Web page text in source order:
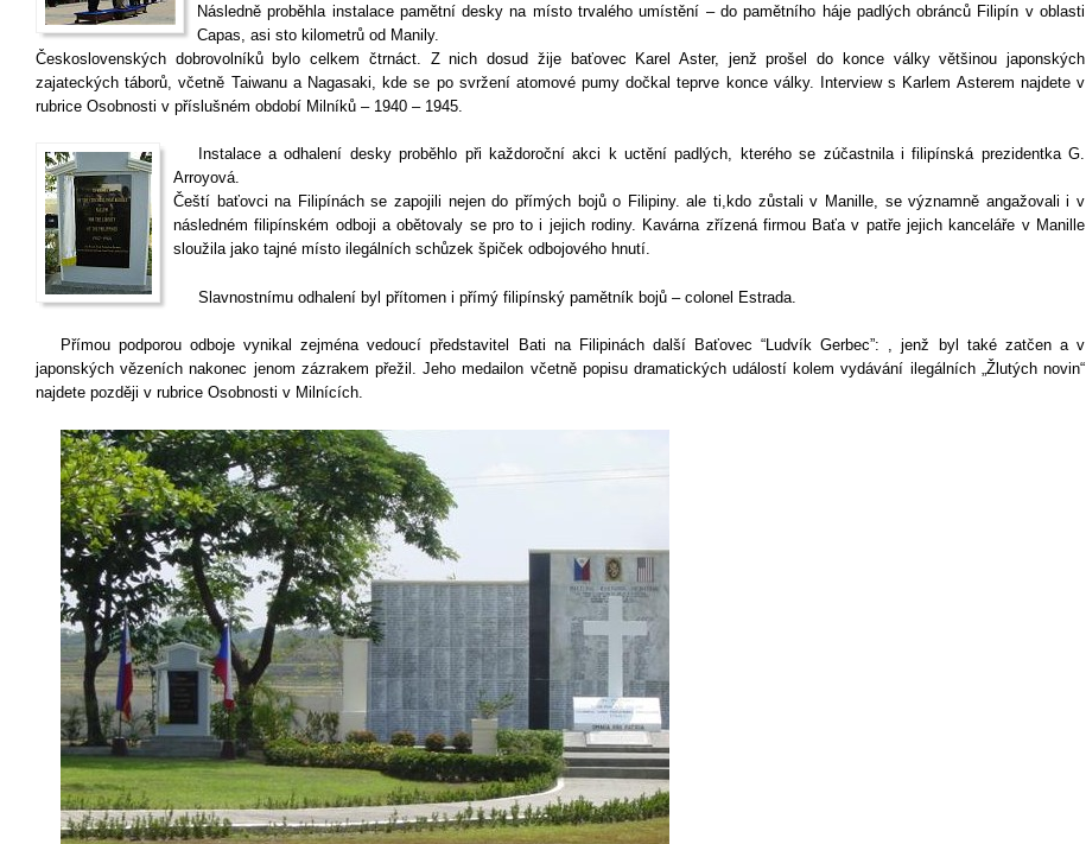
Následně proběhla instalace pamětní desky na místo trvalého umístění – do pamětního háje padlých obránců Filipín v oblasti
Capas, asi sto kilometrů od Manily.
Československých dobrovolníků bylo celkem čtrnáct. Z nich dosud žije baťovec Karel Aster, jenž prošel do konce války většinou japonských
zajateckých táborů, včetně Taiwanu a Nagasaki, kde se po svržení atomové pumy dočkal teprve konce války. Interview s Karlem Asterem najdete v
rubrice Osobnosti v příslušném období Milníků – 1940 – 1945.
Instalace a odhalení desky proběhlo při každoroční akci k uctění padlých, kterého se zúčastnila i filipínská prezidentka G.
Arroyová.
Čeští baťovci na Filipínách se zapojili nejen do přímých bojů o Filipiny. ale ti,kdo zůstali v Manille, se významně angažovali i v
následném filipínském odboji a obětovaly se pro to i jejich rodiny. Kavárna zřízená firmou Baťa v patře jejich kanceláře v Manille
sloužila jako tajné místo ilegálních schůzek špiček odbojového hnutí.
Slavnostnímu odhalení byl přítomen i přímý filipínský pamětník bojů – colonel Estrada.
Přímou podporou odboje vynikal zejména vedoucí představitel Bati na Filipinách další Baťovec “Ludvík Gerbec”: , jenž byl také zatčen a v
japonských vězeních nakonec jenom zázrakem přežil. Jeho medailon včetně popisu dramatických událostí kolem vydávání ilegálních „Žlutých novin“
najdete později v rubrice Osobnosti v Milnících.